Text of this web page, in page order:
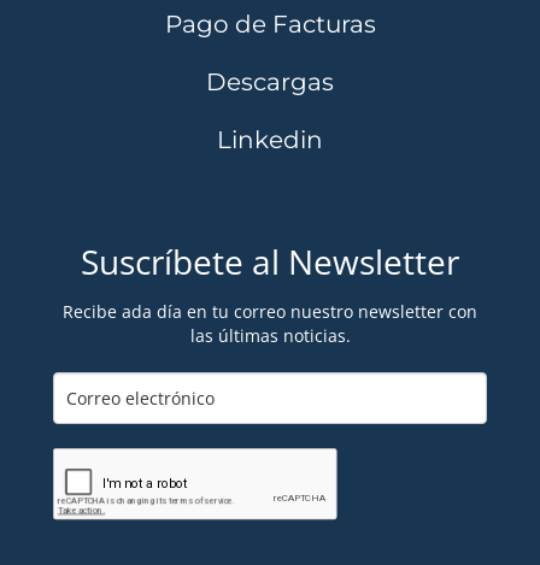
Pago de Facturas
Descargas
Linkedin
Suscríbete al Newsletter
Recibe ada día en tu correo nuestro newsletter con
las últimas noticias.